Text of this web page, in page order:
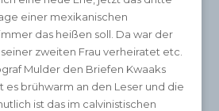
einer mexikanischen
das heißen soll. Da war der
seiner zweiten Frau verheiratet etc.
Mulder den Briefen Kwaaks
brühwarm an den Leser und die
ist das im calvinistischen